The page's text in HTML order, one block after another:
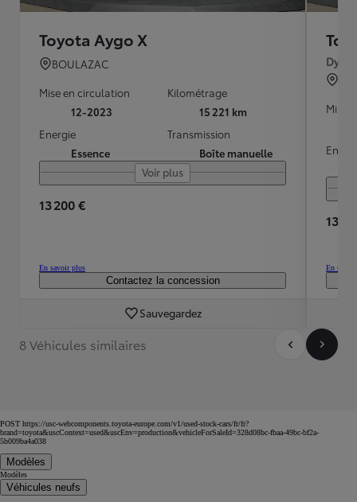
Toyota Aygo X
BOULAZAC
Mise en circulation
12-2023
Kilométrage
15 221 km
Energie
Essence
Transmission
Boîte manuelle
Voir plus
13 200 €
En savoir plus
Contactez la concession
Sauvegardez
Mise
13
En
8 Véhicules similaires
POST https://usc-webcomponents.toyota-europe.com/v1/used-stock-cars/fr/fr?
brand=toyota&uscContext=used&uscEnv=production&vehicleForSaleId=328d08bc-fbaa-49bc-bf2a-
5b009ba4a038
Modèles
Modèles
Véhicules neufs